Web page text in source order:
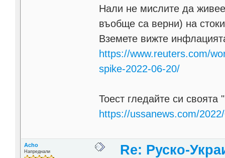
Нали не мислите да
въобще са верни) на
Вземете вижте
https://www.reuters.com/
spike-2022-06-20/
Тоест гледайте си
https://ussanews.com/
Acho
Напреднали Re: Руско-